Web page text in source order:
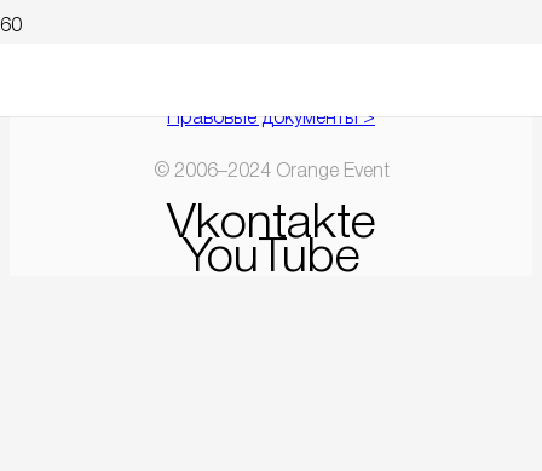
Правовые документы >
© 2006–2024 Orange Event
Vkontakte
YouTube